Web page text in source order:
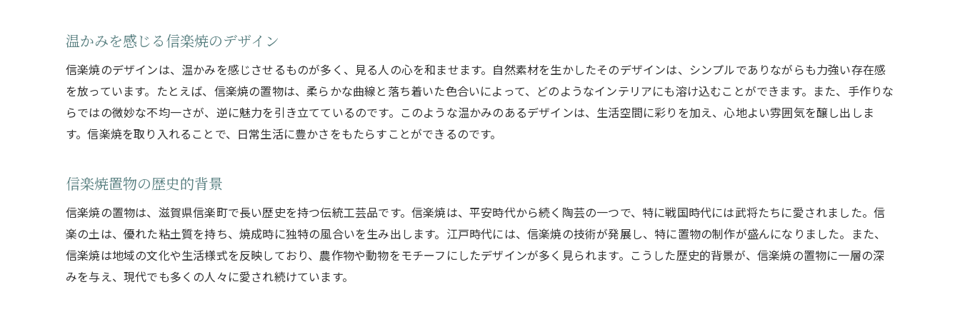
職人技が光る信楽焼の魅力
熟練職人が作る信楽焼の魅力
信楽焼の技術とその進化
信楽焼の置物に込められた職人の思い
信楽焼の温もりあるデザイン
温かみを感じる信楽焼のデザイン
信楽焼のデザインは、温かみを感じさせるものが多く、見る人の心を和ませます。自然素材を生かしたそのデザインは、シンプルでありながらも力強い存在感
を放っています。たとえば、信楽焼の置物は、柔らかな曲線と落ち着いた色合いによって、どのようなインテリアにも溶け込むことができます。また、手作りな
らではの微妙な不均一さが、逆に魅力を引き立てているのです。このような温かみのあるデザインは、生活空間に彩りを加え、心地よい雰囲気を醸し出しま
す。信楽焼を取り入れることで、日常生活に豊かさをもたらすことができるのです。
信楽焼置物の歴史的背景
信楽焼の置物は、滋賀県信楽町で長い歴史を持つ伝統工芸品です。信楽焼は、平安時代から続く陶芸の一つで、特に戦国時代には武将たちに愛されました。信
楽の土は、優れた粘土質を持ち、焼成時に独特の風合いを生み出します。江戸時代には、信楽焼の技術が発展し、特に置物の制作が盛んになりました。また、
信楽焼は地域の文化や生活様式を反映しており、農作物や動物をモチーフにしたデザインが多く見られます。こうした歴史的背景が、信楽焼の置物に一層の深
みを与え、現代でも多くの人々に愛され続けています。